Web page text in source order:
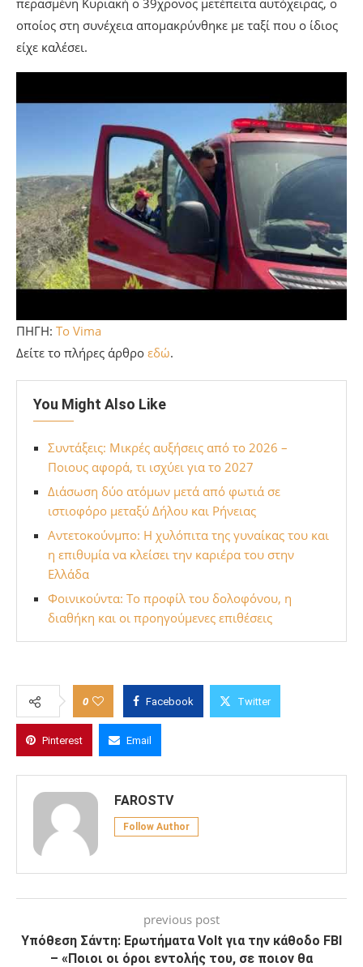
οποίος στη συνέχεια απομακρύνθηκε με ταξί που ο ίδιος
είχε καλέσει.
ΠΗΓΗ: To Vima
Δείτε το πλήρες άρθρο εδώ.
You Might Also Like
Συντάξεις: Μικρές αυξήσεις από το 2026 –
Ποιους αφορά, τι ισχύει για το 2027
Διάσωση δύο ατόμων μετά από φωτιά σε
ιστιοφόρο μεταξύ Δήλου και Ρήνειας
Αντετοκούνμπο: Η χυλόπιτα της γυναίκας του και
η επιθυμία να κλείσει την καριέρα του στην
Ελλάδα
Φοινικούντα: Το προφίλ του δολοφόνου, η
διαθήκη και οι προηγούμενες επιθέσεις
0 Facebook Twitter
Pinterest Email
FAROSTV
Follow Author
previous post
Υπόθεση Σάντη: Ερωτήματα Volt για την κάθοδο FBI
– «Ποιοι οι όροι εντολής του, σε ποιον θα